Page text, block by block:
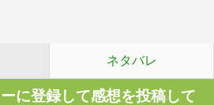
ネタバレ
に登録して感想を投稿して